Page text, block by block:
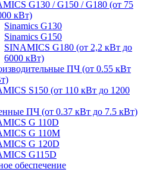
G130 / G150 / G180 (от 75
кВт)
Sinamics G130
Sinamics G150
SINAMICS G180 (от 2,2 кВт до
6000 кВт)
ПЧ (от 0.55 кВт
S150 (от 110 кВт до 1200
ПЧ (от 0.37 кВт до 7.5 кВт)
G 110D
G 110M
G 120D
G115D
обеспечение